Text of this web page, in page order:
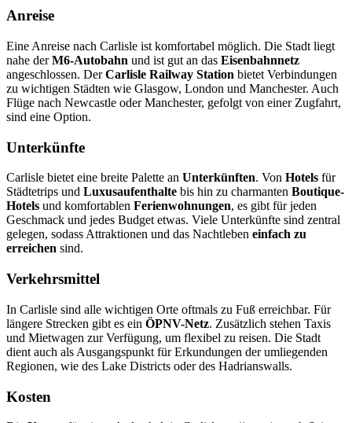
Anreise
Eine Anreise nach Carlisle ist komfortabel möglich. Die Stadt liegt
nahe derM6-Autobahn und ist gut an das Eisenbahnnetz
angeschlossen. DerCarlisle Railway Station bietet Verbindungen
zu wichtigen Städten wie Glasgow, London und Manchester. Auch
Flüge nach Newcastle oder Manchester, gefolgt von einer Zugfahrt,
sind eine Option.
Unterkünfte
Carlisle bietet eine breite Palette an Unterkünften. Von Hotels für
Städtetrips und Luxusaufenthalte bis hin zu charmanten Boutique-
Hotels und komfortablen Ferienwohnungen, es gibt für jeden
Geschmack und jedes Budget etwas. Viele Unterkünfte sind zentral
gelegen, sodass Attraktionen und das Nachtleben einfach zu
erreichen sind.
Verkehrsmittel
In Carlisle sind alle wichtigen Orte oftmals zu Fuß erreichbar. Für
längere Strecken gibt es ein ÖPNV-Netz. Zusätzlich stehen Taxis
und Mietwagen zur Verfügung, um flexibel zu reisen. Die Stadt
dient auch als Ausgangspunkt für Erkundungen der umliegenden
Regionen, wie des Lake Districts oder des Hadrianswalls.
Kosten